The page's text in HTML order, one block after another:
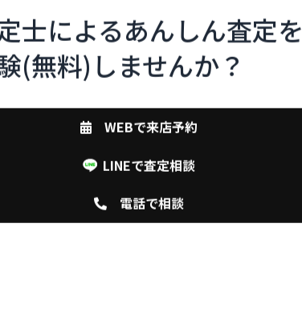
士によるあんしん査定を
(無料)しませんか？
WEBで来店予約
LINEで査定相談
電話で相談